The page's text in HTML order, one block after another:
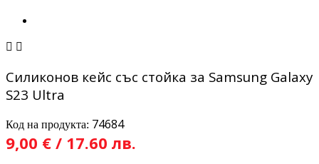
 
Силиконов кейс със стойка за Samsung Galaxy
S23 Ultra
Код на продукта: 74684
9,00 € / 17.60 лв.